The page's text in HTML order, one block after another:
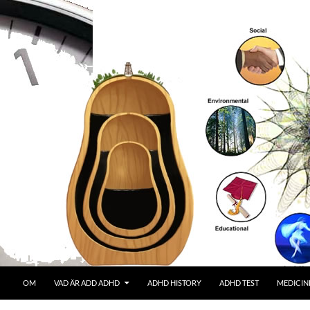
OM VAD ÄR ADD ADHD ADHD HISTORY ADHD TEST